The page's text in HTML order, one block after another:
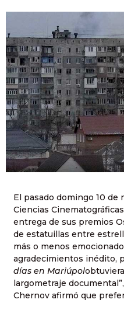
El pasado domingo 10 de
Ciencias
entrega de sus premios
de estatuillas entre
más o menos
agradecimientos inédito,
días en Mariúpol
largometraje
Chernov afirmó que